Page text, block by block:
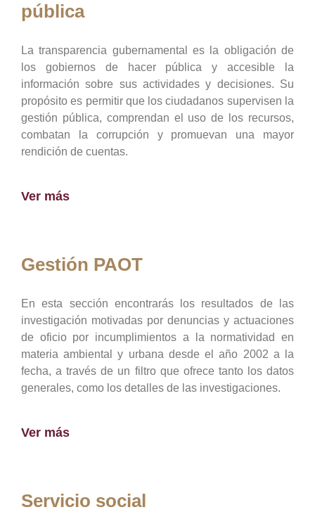
pública
La transparencia gubernamental es la obligación de
los gobiernos de hacer pública y accesible la
información sobre sus actividades y decisiones. Su
propósito es permitir que los ciudadanos supervisen la
gestión pública, comprendan el uso de los recursos,
combatan la corrupción y promuevan una mayor
rendición de cuentas.
Ver más
Gestión PAOT
En esta sección encontrarás los resultados de las
investigación motivadas por denuncias y actuaciones
de oficio por incumplimientos a la normatividad en
materia ambiental y urbana desde el año 2002 a la
fecha, a través de un filtro que ofrece tanto los datos
generales, como los detalles de las investigaciones.
Ver más
Servicio social